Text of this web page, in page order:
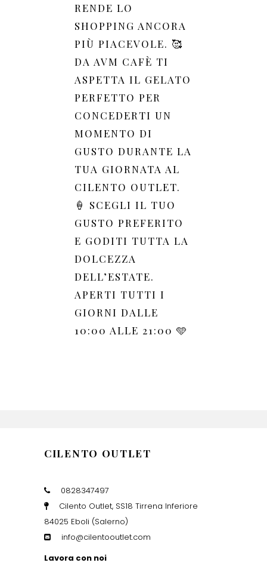
RENDE LO
SHOPPING ANCORA
PIÙ PIACEVOLE. 🥰
DA AVM CAFÈ TI
ASPETTA IL GELATO
PERFETTO PER
CONCEDERTI UN
MOMENTO DI
GUSTO DURANTE LA
TUA GIORNATA AL
CILENTO OUTLET.
🍦 SCEGLI IL TUO
GUSTO PREFERITO
E GODITI TUTTA LA
DOLCEZZA
DELL’ESTATE.
APERTI TUTTI I
GIORNI DALLE
10:00 ALLE 21:00 🩵
CILENTO OUTLET
0828347497
Cilento Outlet, SS18 Tirrena Inferiore
84025 Eboli (Salerno)
info@cilentooutlet.com
Lavora con noi